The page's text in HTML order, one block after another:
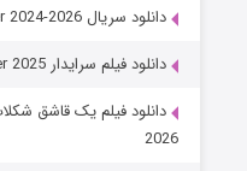
دانلود سریال Avatar: The Last Airbender 2024-2026
دانلود فیلم سرایدار The Caretaker 2025
2026